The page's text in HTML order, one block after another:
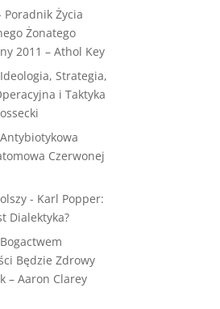
Poradnik Życia
Żonatego
2011 – Athol Key
Ideologia, Strategia,
i Taktyka
Antybiotykowa
Czerwonej
- Karl Popper:
Dialektyka?
Bogactwem
Będzie Zdrowy
– Aaron Clarey